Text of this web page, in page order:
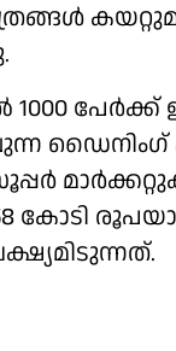
പേർക്ക്
കോടി